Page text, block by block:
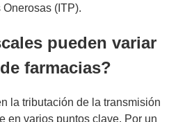
(ITP).
pueden variar
farmacias?
la tributación de la transmisión
en varios puntos clave. Por un